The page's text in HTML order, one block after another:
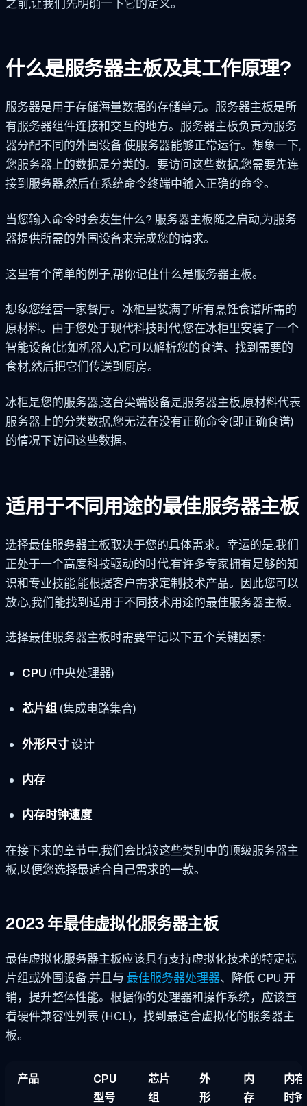
之前,让我们先明确一下它的定义。
什么是服务器主板及其工作原理?
服务器是用于存储海量数据的存储单元。服务器主板是所
有服务器组件连接和交互的地方。服务器主板负责为服务
器分配不同的外围设备,使服务器能够正常运行。想象一下,
您服务器上的数据是分类的。要访问这些数据,您需要先连
接到服务器,然后在系统命令终端中输入正确的命令。
当您输入命令时会发生什么? 服务器主板随之启动,为服务
器提供所需的外围设备来完成您的请求。
这里有个简单的例子,帮你记住什么是服务器主板。
想象您经营一家餐厅。冰柜里装满了所有烹饪食谱所需的
原材料。由于您处于现代科技时代,您在冰柜里安装了一个
智能设备(比如机器人),它可以解析您的食谱、找到需要的
食材,然后把它们传送到厨房。
冰柜是您的服务器,这台尖端设备是服务器主板,原材料代表
服务器上的分类数据,您无法在没有正确命令(即正确食谱)
的情况下访问这些数据。
适用于不同用途的最佳服务器主板
选择最佳服务器主板取决于您的具体需求。幸运的是,我们
正处于一个高度科技驱动的时代,有许多专家拥有足够的知
识和专业技能,能根据客户需求定制技术产品。因此您可以
放心,我们能找到适用于不同技术用途的最佳服务器主板。
选择最佳服务器主板时需要牢记以下五个关键因素:
CPU (中央处理器)
芯片组(集成电路集合)
外形尺寸设计
内存
内存时钟速度
在接下来的章节中,我们会比较这些类别中的顶级服务器主
板,以便您选择最适合自己需求的一款。
2023 年最佳虚拟化服务器主板
最佳虚拟化服务器主板应该具有支持虚拟化技术的特定芯
片组或外围设备,并且与 最佳服务器处理器、降低 CPU 开
销，提升整体性能。根据你的处理器和操作系统，应该查
看硬件兼容性列表 (HCL)，找到最适合虚拟化的服务器主
板。
产品
CPU
型号
芯片
组
外
形
内
存
内存
时钟